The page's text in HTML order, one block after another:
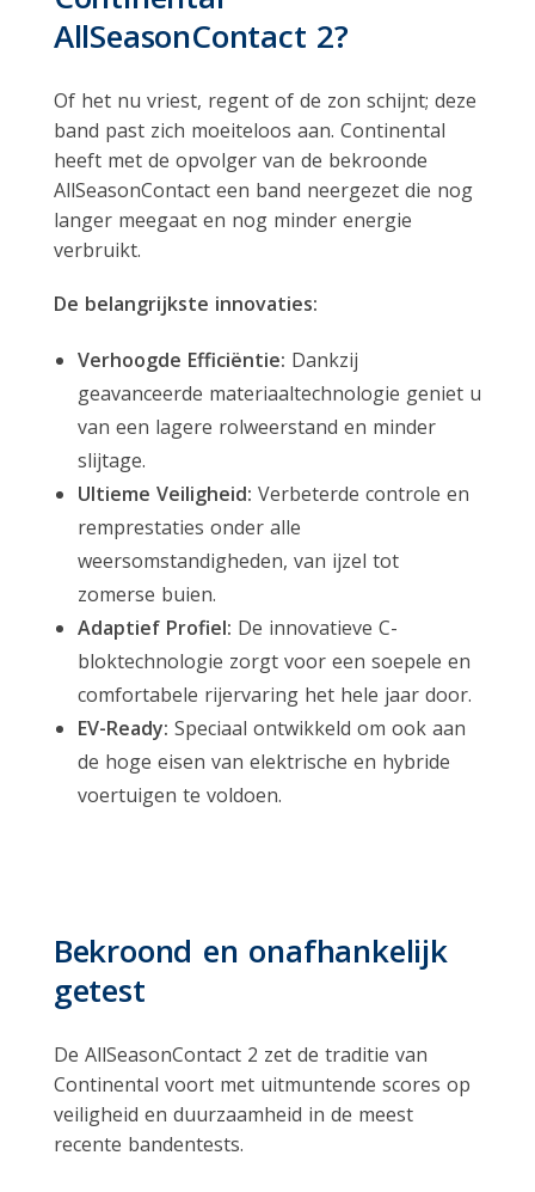
AllSeasonContact 2?
Of het nu vriest, regent of de zon schijnt; deze
band past zich moeiteloos aan. Continental
heeft met de opvolger van de bekroonde
AllSeasonContact een band neergezet die nog
langer meegaat en nog minder energie
verbruikt.
De belangrijkste innovaties:
Verhoogde Efficiëntie: Dankzij
geavanceerde materiaaltechnologie geniet u
van een lagere rolweerstand en minder
slijtage.
Ultieme Veiligheid: Verbeterde controle en
remprestaties onder alle
weersomstandigheden, van ijzel tot
zomerse buien.
Adaptief Profiel: De innovatieve C-
bloktechnologie zorgt voor een soepele en
comfortabele rijervaring het hele jaar door.
EV-Ready: Speciaal ontwikkeld om ook aan
de hoge eisen van elektrische en hybride
voertuigen te voldoen.
Bekroond en onafhankelijk
getest
De AllSeasonContact 2 zet de traditie van
Continental voort met uitmuntende scores op
veiligheid en duurzaamheid in de meest
recente bandentests.